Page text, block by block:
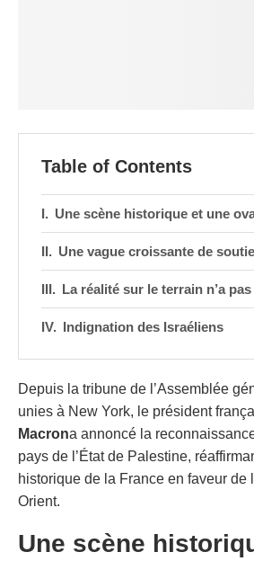
Table of Contents
Une scène historique et une
Une vague croissante de
La réalité sur le terrain n’a
Indignation des Israéliens
Depuis la tribune de l’Assemblée
unies à New York, le président
Macrona annoncé la
pays de l’État de Palestine,
historique de la France en faveur de
Orient.
Une scène